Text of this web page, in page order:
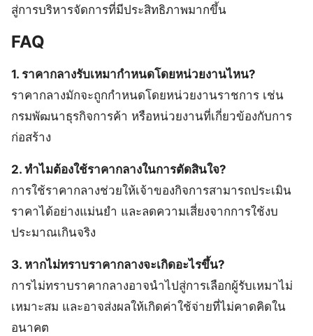
สู่การบริหารจัดการที่มีประสิทธิภาพมากขึ้น
FAQ
1. ราคากลางรับเหมากำหนดโดยหน่วยงานไหน?
ราคากลางมักจะถูกกำหนดโดยหน่วยงานราชการ เช่น
กรมพัฒนาธุรกิจการค้า หรือหน่วยงานที่เกี่ยวข้องกับการ
ก่อสร้าง
2. ทำไมต้องใช้ราคากลางในการตัดสินใจ?
การใช้ราคากลางช่วยให้เจ้าของกิจการสามารถประเมิน
ราคาได้อย่างแม่นยำ และลดความเสี่ยงจากการใช้งบ
ประมาณเกินจริง
3. หากไม่ทราบราคากลางจะเกิดอะไรขึ้น?
การไม่ทราบราคากลางอาจนำไปสู่การเลือกผู้รับเหมาไม่
เหมาะสม และอาจส่งผลให้เกิดค่าใช้จ่ายที่ไม่คาดคิดใน
อนาคต